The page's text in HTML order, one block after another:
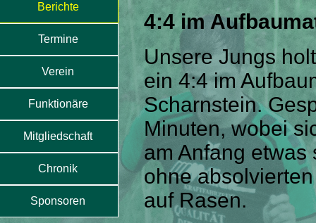
Berichte
Termine
Verein
Funktionäre
Mitgliedschaft
Chronik
Sponsoren
4:4 im
Unsere Jungs
ein 4:4 im
Scharnstein.
Minuten, wobei
am Anfang etwas
ohne
auf Rasen.